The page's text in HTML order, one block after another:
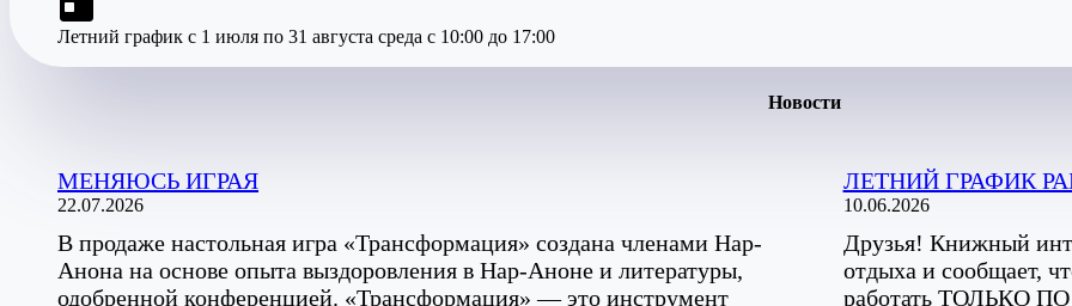
Летний график с 1 июля по 31 августа среда с 10:00 до 17:00
Новости
МЕНЯЮСЬ ИГРАЯ
22.07.2026
В продаже настольная игра «Трансформация» создана членами Нар-
Анона на основе опыта выздоровления в Нар-Аноне и литературы,
одобренной конференцией. «Трансформация» — это инструмент
ЛЕТНИЙ ГРАФИК
10.06.2026
Друзья! Книжный
отдыха и сообщает,
работать ТОЛЬКО